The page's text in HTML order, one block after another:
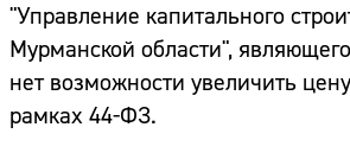
"Управление капитального
Мурманской области",
нет возможности увеличить
рамках 44-ФЗ.